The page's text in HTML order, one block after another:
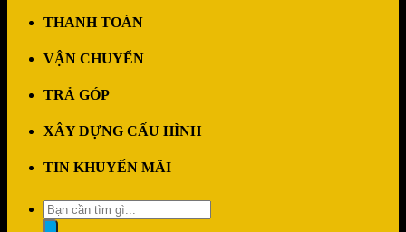
THANH TOÁN
VẬN CHUYỂN
TRẢ GÓP
XÂY DỰNG CẤU HÌNH
TIN KHUYẾN MÃI
Tìm
kiếm: